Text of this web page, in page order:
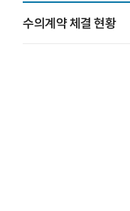
수의계약 체결 현황